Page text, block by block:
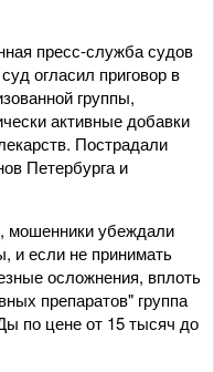
пресс-служба судов
огласил приговор в
группы,
активные добавки
Пострадали
Петербурга и
мошенники убеждали
и если не принимать
осложнения, вплоть
препаратов" группа
по цене от 15 тысяч до